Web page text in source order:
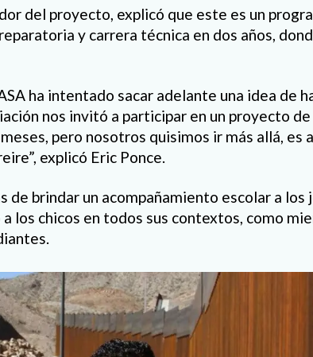
del proyecto, explicó que este es un
y carrera técnica en dos años,
ha intentado sacar adelante una idea de
nos invitó a participar en un proyecto
pero nosotros quisimos ir más allá, es
explicó Eric Ponce.
de brindar un acompañamiento escolar a los
los chicos en todos sus contextos, como